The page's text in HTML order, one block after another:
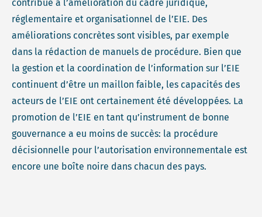
contribué à l’amélioration du cadre juridique,
réglementaire et organisationnel de l’EIE. Des
améliorations concrètes sont visibles, par exemple
dans la rédaction de manuels de procédure. Bien que
la gestion et la coordination de l’information sur l’EIE
continuent d’être un maillon faible, les capacités des
acteurs de l’EIE ont certainement été développées. La
promotion de l’EIE en tant qu’instrument de bonne
gouvernance a eu moins de succès: la procédure
décisionnelle pour l’autorisation environnementale est
encore une boîte noire dans chacun des pays.